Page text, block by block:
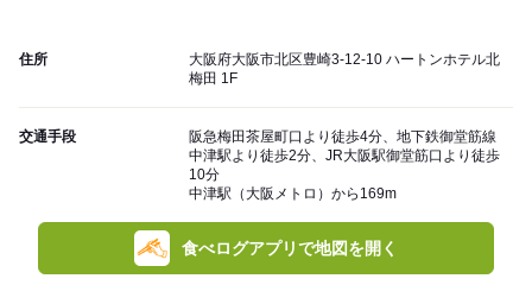
住所
大阪府大阪市北区豊崎3-12-10 ハートンホテル北
梅田 1F
交通手段
阪急梅田茶屋町口より徒歩4分、地下鉄御堂筋線
中津駅より徒歩2分、JR大阪駅御堂筋口より徒歩
10分
中津駅（大阪メトロ）から169m
食べログアプリで地図を開く